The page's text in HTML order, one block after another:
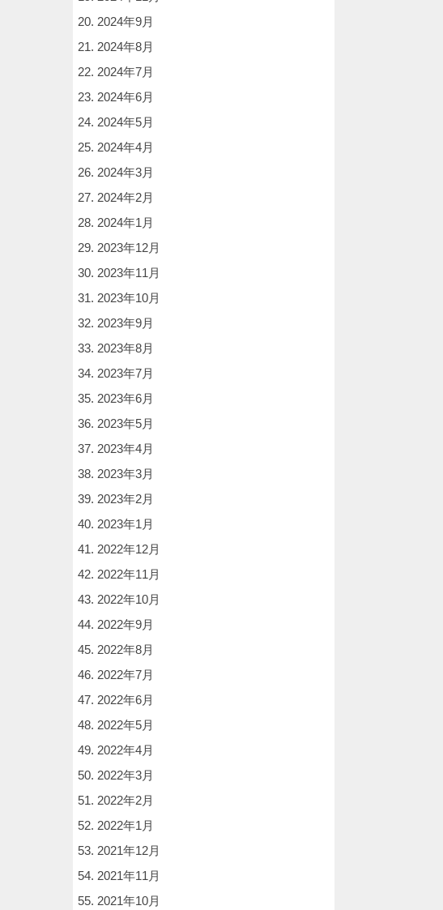
2024年9月
2024年8月
2024年7月
2024年6月
2024年5月
2024年4月
2024年3月
2024年2月
2024年1月
2023年12月
2023年11月
2023年10月
2023年9月
2023年8月
2023年7月
2023年6月
2023年5月
2023年4月
2023年3月
2023年2月
2023年1月
2022年12月
2022年11月
2022年10月
2022年9月
2022年8月
2022年7月
2022年6月
2022年5月
2022年4月
2022年3月
2022年2月
2022年1月
2021年12月
2021年11月
2021年10月